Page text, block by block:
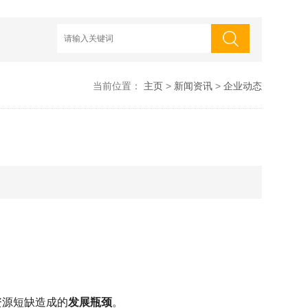
当前位置： 主页> 新闻资讯> 企业动态
短缺造成的发展瓶颈。